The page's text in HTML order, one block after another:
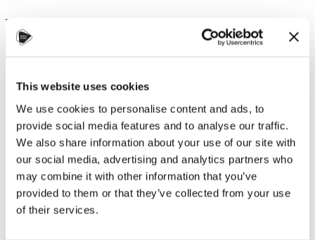
This website uses cookies
We use cookies to personalise content and ads, to
provide social media features and to analyse our traffic.
We also share information about your use of our site with
our social media, advertising and analytics partners who
may combine it with other information that you’ve
provided to them or that they’ve collected from your use
of their services.
Toto dobrodružství bylo plné zábavy a studia, hodně studia!
jsem zvažoval
obrovské
perspektivní
možnosti
dobrodružné
cesty. Zejména
stipendium od
české vládybylo
velmi užitečné a příjemné. Tato stipendia jsou určena pro studenty z